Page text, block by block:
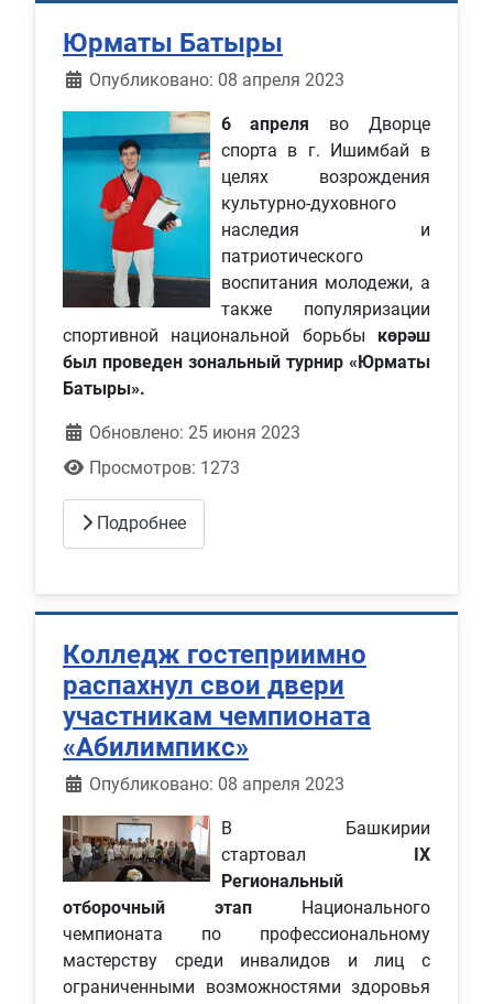
Юрматы Батыры
Информация о материале
Опубликовано: 08 апреля 2023
6 апреля во Дворце
спорта в г. Ишимбай в
целях возрождения
культурно-духовного
наследия и
патриотического
воспитания молодежи, а
также популяризации
спортивной национальной борьбы көрәш
был проведен зональный турнир «Юрматы
Батыры».
Обновлено: 25 июня 2023
Просмотров: 1273
Подробнее
Колледж гостеприимно
распахнул свои двери
участникам чемпионата
«Абилимпикс»
Информация о материале
Опубликовано: 08 апреля 2023
В Башкирии
стартовал IX
Региональный
отборочный этап Национального
чемпионата по профессиональному
мастерству среди инвалидов и лиц с
ограниченными возможностями здоровья